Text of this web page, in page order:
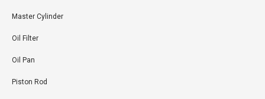
Master Cylinder
Oil Filter
Oil Pan
Piston Rod